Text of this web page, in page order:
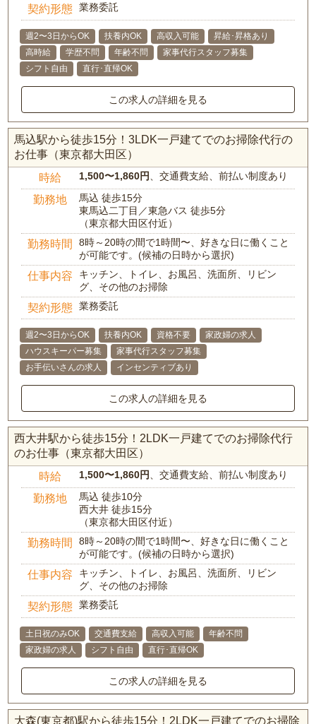
契約形態 業務委託
週2〜3日からOK 扶養内OK 高収入可能
昇給･昇格あり
高時給
学歴不問 年齢不問
家事代行スタッフ募集
シフト自由
直行･直帰OK
この求人の詳細を見る
馬込駅から徒歩15分！3LDK一戸建てでのお掃除代行の
お仕事（東京都大田区）
時給 1,500〜1,860円、交通費支給、前払い制度あり
勤務地
馬込 徒歩15分
東馬込二丁目／東急バス 徒歩5分
（東京都大田区付近）
勤務時間
8時～20時の間で1時間〜、好きな日に働くこと
が可能です。(候補の日時から選択)
仕事内容
キッチン、トイレ、お風呂、洗面所、リビン
グ、その他のお掃除
契約形態 業務委託
週2〜3日からOK 扶養内OK 資格不要
家政婦の求人
ハウスキーパー募集
家事代行スタッフ募集
お手伝いさんの求人
インセンティブあり
この求人の詳細を見る
西大井駅から徒歩15分！2LDK一戸建てでのお掃除代行
のお仕事（東京都大田区）
時給 1,500〜1,860円、交通費支給、前払い制度あり
勤務地
馬込 徒歩10分
西大井 徒歩15分
（東京都大田区付近）
勤務時間
8時～20時の間で1時間〜、好きな日に働くこと
が可能です。(候補の日時から選択)
仕事内容
キッチン、トイレ、お風呂、洗面所、リビン
グ、その他のお掃除
契約形態 業務委託
土日祝のみOK 交通費支給 高収入可能
年齢不問
家政婦の求人
シフト自由 直行･直帰OK
この求人の詳細を見る
大森(東京都)駅から徒歩15分！2LDK一戸建てでのお掃除